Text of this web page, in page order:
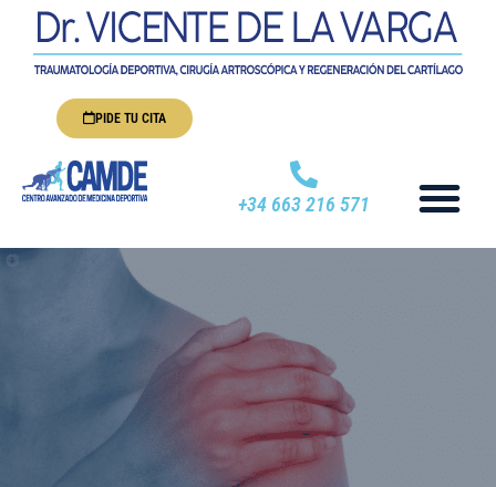
PIDE TU CITA
+34 663 216 571